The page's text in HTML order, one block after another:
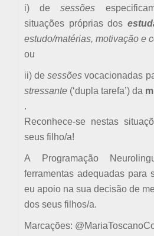
i) desessões
situações próprias dos
estudo/matérias, motivação e
ou
ii) desessões vocacionadas
stressante (‘dupla tarefa’) da
.
Reconhece-se nestas
seus filho/a!
A Programação
ferramentas adequadas para
eu apoio na sua decisão de
dos seus filhos/a.
Marcações: